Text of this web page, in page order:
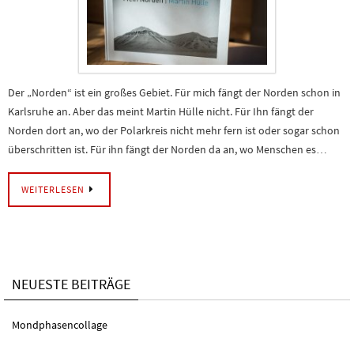
Der „Norden“ ist ein großes Gebiet. Für mich fängt der Norden schon in
Karlsruhe an. Aber das meint Martin Hülle nicht. Für Ihn fängt der
Norden dort an, wo der Polarkreis nicht mehr fern ist oder sogar schon
überschritten ist. Für ihn fängt der Norden da an, wo Menschen es…
WEITERLESEN
NEUESTE BEITRÄGE
Mondphasencollage